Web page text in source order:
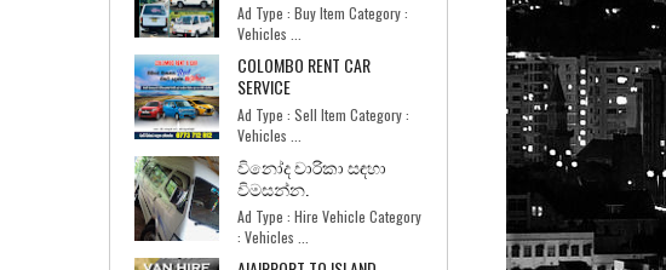
Ad Type : Buy Item Category :
Vehicles ...
COLOMBO RENT CAR
SERVICE
Ad Type : Sell Item Category :
Vehicles ...
විනෝද චාරිකා සඳහා
විමසන්න.
Ad Type : Hire Vehicle Category
: Vehicles ...